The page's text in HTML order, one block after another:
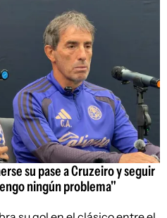
su pase a Cruzeiro y seguir
ningún problema"